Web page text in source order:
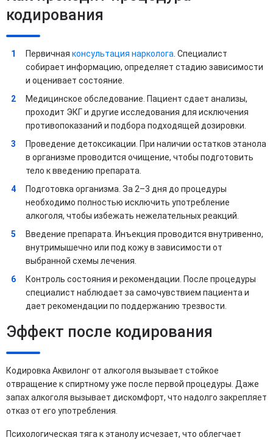
кодирования
Первичная консультация нарколога . Специалист
собирает информацию, определяет стадию зависимости
и оценивает состояние.
Медицинское обследование. Пациент сдает анализы,
проходит ЭКГ и другие исследования для исключения
противопоказаний и подбора подходящей дозировки.
Проведение детоксикации. При наличии остатков этанола
в организме проводится очищение, чтобы подготовить
тело к введению препарата.
Подготовка организма. За 2–3 дня до процедуры
необходимо полностью исключить употребление
алкоголя, чтобы избежать нежелательных реакций.
Введение препарата. Инъекция проводится внутривенно,
внутримышечно или под кожу в зависимости от
выбранной схемы лечения.
Контроль состояния и рекомендации. После процедуры
специалист наблюдает за самочувствием пациента и
дает рекомендации по поддержанию трезвости.
Эффект после кодирования
Кодировка Аквилонг от алкоголя вызывает стойкое
отвращение к спиртному уже после первой процедуры. Даже
запах алкоголя вызывает дискомфорт, что надолго закрепляет
отказ от его употребления.
Психологическая тяга к этанолу исчезает, что облегчает